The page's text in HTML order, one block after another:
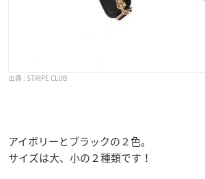
STRIPE CLUB
アイボリーとブラックの２色。
サイズは大、小の２種類です！